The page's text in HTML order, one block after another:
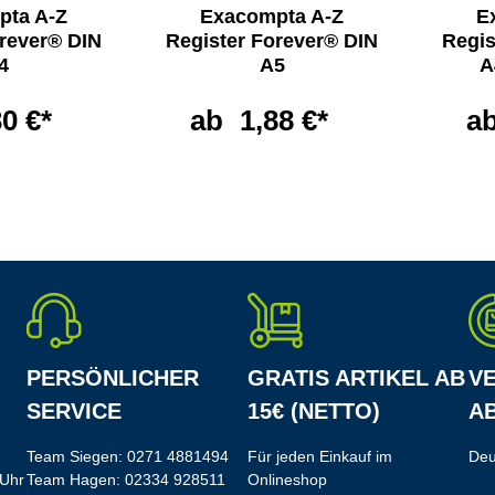
A-Z
DIN
€*
Exacompta A-Z
Register Forever® DIN
A5
ab 1,88 €*
PERSÖNLICHER
SERVICE
Team Siegen: 0271 4881494
Team Hagen: 02334 928511
GRATIS ARTIKEL AB
15€ (NETTO)
Für jeden Einkauf im
Onlineshop